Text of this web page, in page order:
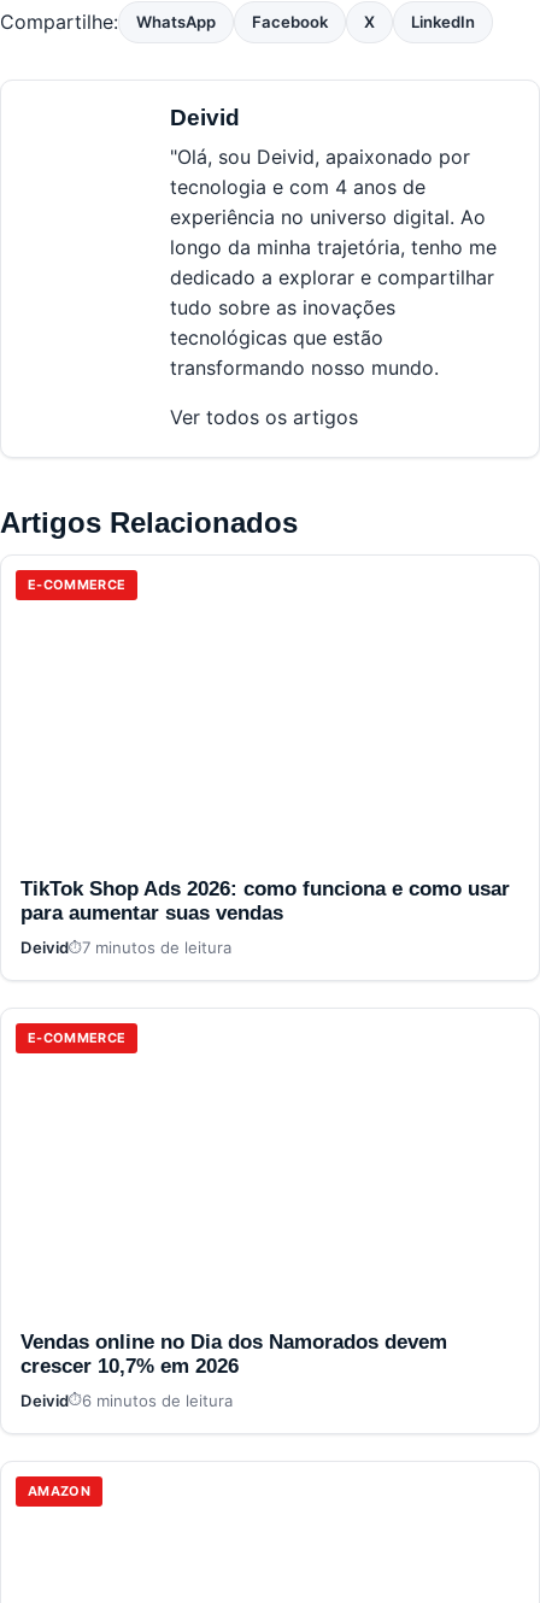
Compartilhe: WhatsApp Facebook X LinkedIn
Deivid
"Olá, sou Deivid, apaixonado por
tecnologia e com 4 anos de
experiência no universo digital. Ao
longo da minha trajetória, tenho me
dedicado a explorar e compartilhar
tudo sobre as inovações
tecnológicas que estão
transformando nosso mundo.
Ver todos os artigos
Artigos Relacionados
E-COMMERCE
TikTok Shop Ads 2026: como funciona e como usar
para aumentar suas vendas
Deivid 7 minutos de leitura
E-COMMERCE
Vendas online no Dia dos Namorados devem
crescer 10,7% em 2026
Deivid 6 minutos de leitura
AMAZON